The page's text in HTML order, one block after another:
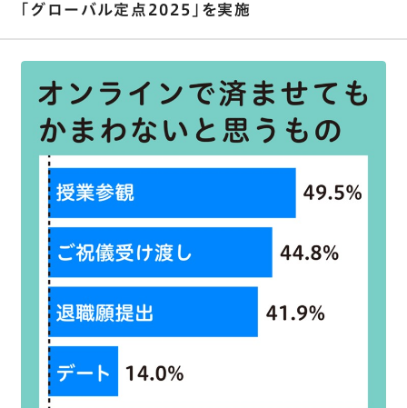
｢グローバル定点2025｣を実施